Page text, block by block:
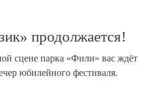
продолжается!
сцене парка «Фили» вас ждёт
юбилейного фестиваля.